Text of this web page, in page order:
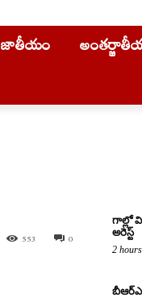
జాతీయం
0
553
గాల్లో
అరెస్ట్
2